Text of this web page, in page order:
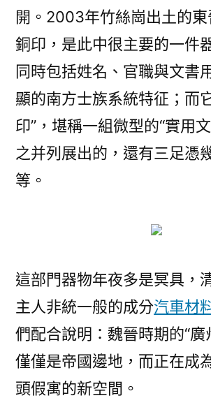
開。2003年竹絲崗出土的東
銅印，是此中很主要的一件
同時包括姓名、官職與文書
顯的南方士族系統特征；而
印”，堪稱一組微型的“實用
之并列展出的，還有三足憑
等。
這部門器物年夜多是冥具，
主人非統一般的成分汽車材
們配合說明：魏晉時期的“廣
僅僅是帝國邊地，而正在成
頭假寓的新空間。